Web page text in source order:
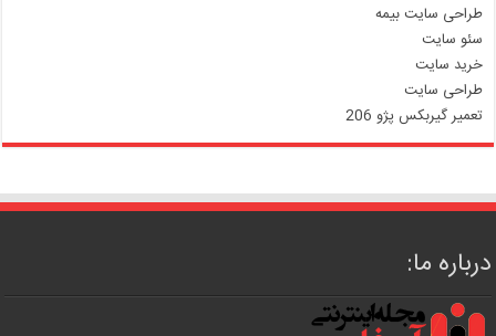
طراحی سایت بیمه
سئو سایت
خرید سایت
طراحی سایت
تعمیر گیربکس پژو 206
درباره ما: